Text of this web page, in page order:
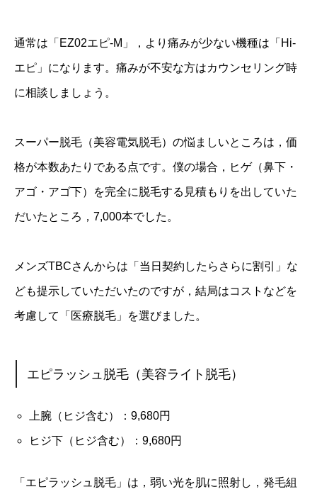
通常は「EZ02エピ-M」，より痛みが少ない機種は「Hi-
エピ」になります。痛みが不安な方はカウンセリング時
に相談しましょう。
スーパー脱毛（美容電気脱毛）の悩ましいところは，価
格が本数あたりである点です。僕の場合，ヒゲ（鼻下・
アゴ・アゴ下）を完全に脱毛する見積もりを出していた
だいたところ，7,000本でした。
メンズTBCさんからは「当日契約したらさらに割引」な
ども提示していただいたのですが，結局はコストなどを
考慮して「医療脱毛」を選びました。
エピラッシュ脱毛（美容ライト脱毛）
上腕（ヒジ含む）：9,680円
ヒジ下（ヒジ含む）：9,680円
「エピラッシュ脱毛」は，弱い光を肌に照射し，発毛組